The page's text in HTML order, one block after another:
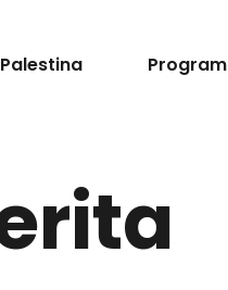
Palestina Program